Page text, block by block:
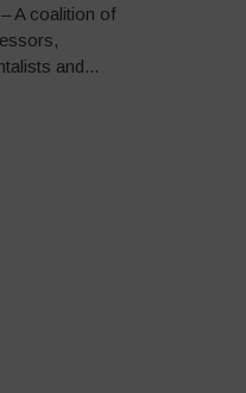
A coalition of
and...